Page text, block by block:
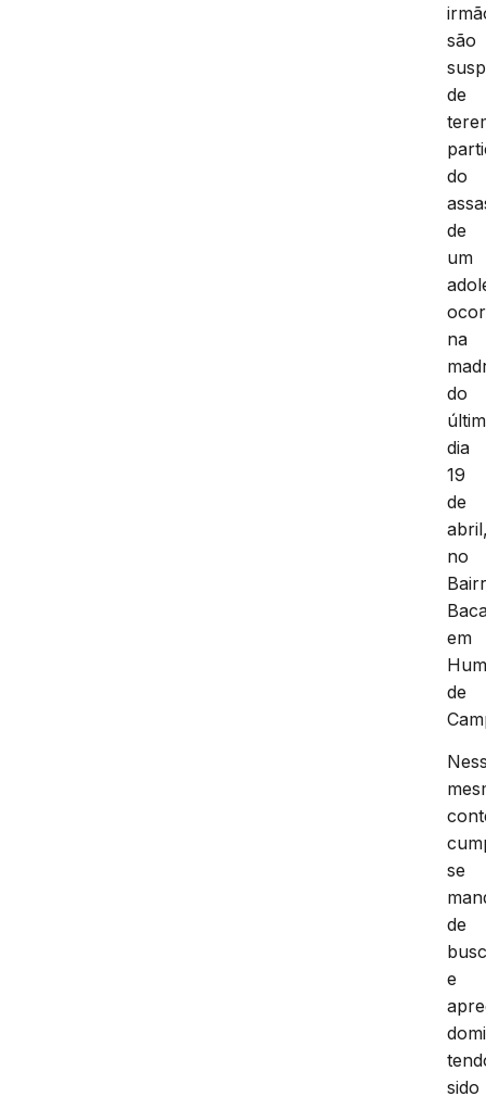
são
de
do
de
um
na
do
dia
19
de
no
em
de
se
de
e
sido